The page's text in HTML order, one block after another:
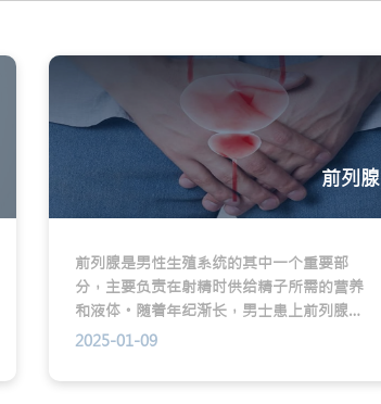
前列腺
前列腺是男性生殖系统的其中一个重要部
分，主要负责在射精时供给精子所需的营养
和液体。随着年纪渐长，男士患上前列腺疾
病的机会亦大大提升，五十岁以上的男士有
2025-01-09